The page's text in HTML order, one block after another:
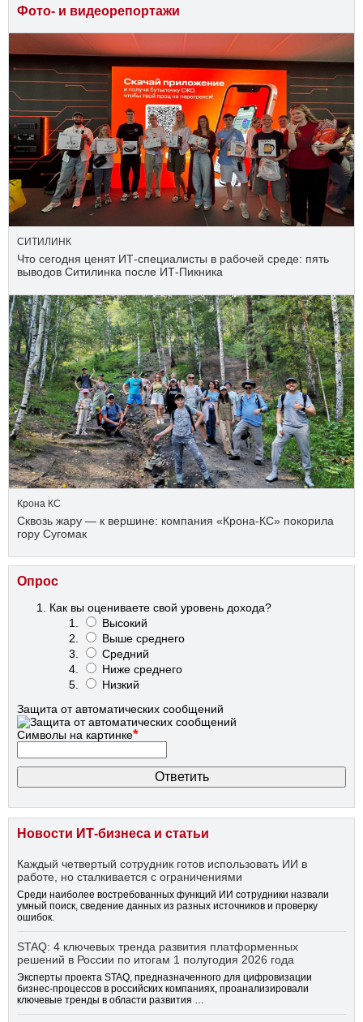
Фото- и видеорепортажи
СИТИЛИНК
Что сегодня ценят ИТ-специалисты в рабочей среде: пять
выводов Ситилинка после ИТ-Пикника
Крона КС
Сквозь жару — к вершине: компания «Крона‑КС» покорила
гору Сугомак
Опрос
Как вы оцениваете свой уровень дохода?
Высокий
Выше среднего
Средний
Ниже среднего
Низкий
Защита от автоматических сообщений
Символы на картинке*
Новости ИТ-бизнеса и статьи
Каждый четвертый сотрудник готов использовать ИИ в
работе, но сталкивается с ограничениями
Среди наиболее востребованных функций ИИ сотрудники назвали
умный поиск, сведение данных из разных источников и проверку
ошибок.
STAQ: 4 ключевых тренда развития платформенных
решений в России по итогам 1 полугодия 2026 года
Эксперты проекта STAQ, предназначенного для цифровизации
бизнес-процессов в российских компаниях, проанализировали
ключевые тренды в области развития …